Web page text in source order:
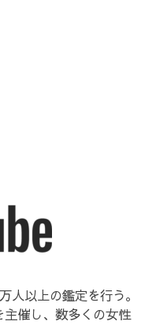
人以上の鑑定を行う。
催し、数多くの女性